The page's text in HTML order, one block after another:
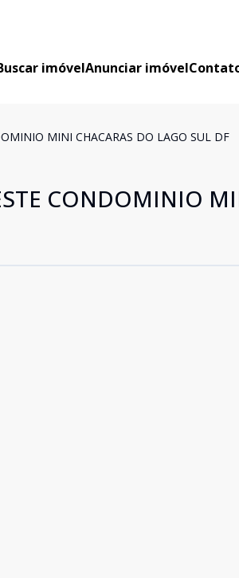
imóvelAnunciar imóvel
MINI CHACARAS DO LAGO SUL DF
CONDOMINIO